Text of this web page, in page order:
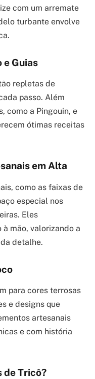
com um arremate
turbante envolve
e Guias
repletas de
passo. Além
como a Pingouin, e
ótimas receitas
em Alta
como as faixas de
especial nos
Eles
mão, valorizando a
detalhe.
para cores terrosas
e designs que
artesanais
e com história
de Tricô?